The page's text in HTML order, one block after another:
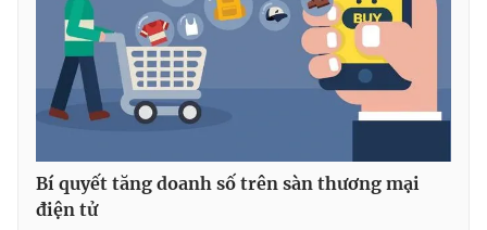
Bí quyết tăng doanh số trên sàn thương mại
điện tử